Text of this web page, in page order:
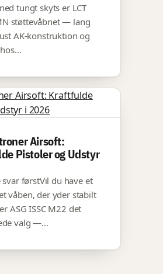
tungt skyts er LCT
støttevåbnet — lang
AK-konstruktion og
Airsoft:
Pistoler og Udstyr
førstVil du have et
våben, der yder stabilt
ASG ISSC M22 det
valg —…